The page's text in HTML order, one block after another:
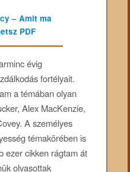
évig
fortélyait.
a témában olyan
Alex MacKenzie,
A személyes
témakörében is
ezer cikken rágtam át
olvasottak